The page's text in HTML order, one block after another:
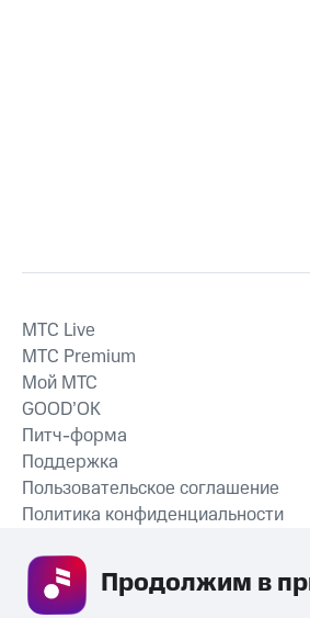
СКАЧАТЬ
MTС Live
MTС Premium
Мой МТС
GOOD’OK
Питч-форма
Поддержка
Пользовательское соглашение
Политика конфиденциальности